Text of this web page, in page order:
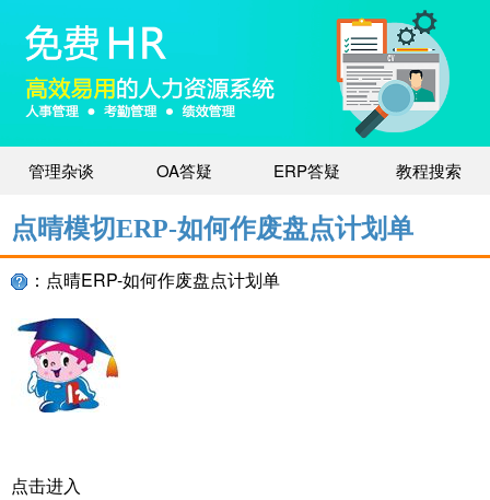
管理杂谈 OA答疑 ERP答疑 教程搜索
点晴模切ERP-如何作废盘点计划单
：点晴ERP-如何作废盘点计划单
点击进入